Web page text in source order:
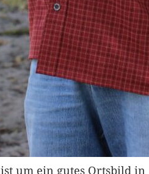
um ein gutes Ortsbild